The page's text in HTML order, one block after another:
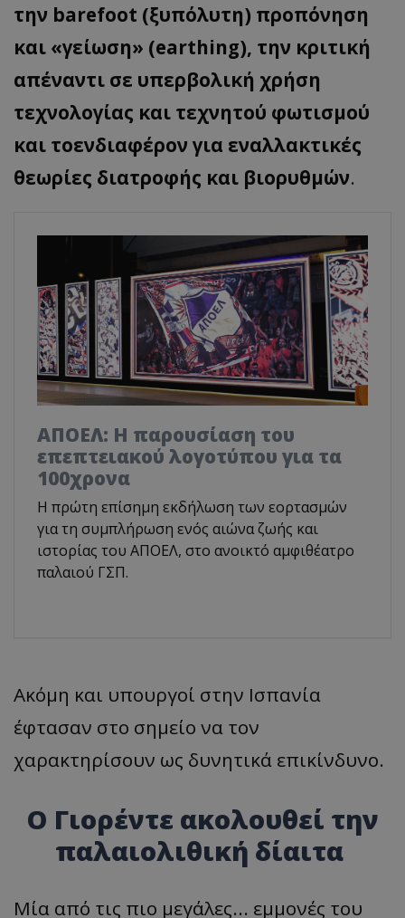
την barefoot (ξυπόλυτη) προπόνηση
και «γείωση» (earthing), την κριτική
απέναντι σε υπερβολική χρήση
τεχνολογίας και τεχνητού φωτισμού
και τοενδιαφέρον για εναλλακτικές
θεωρίες διατροφής και βιορυθμών.
ΑΠΟΕΛ: Η παρουσίαση του
επεπτειακού λογοτύπου για τα
100χρονα
H πρώτη επίσημη εκδήλωση των εορτασμών
για τη συμπλήρωση ενός αιώνα ζωής και
ιστορίας του ΑΠΟΕΛ, στο ανοικτό αμφιθέατρο
παλαιού ΓΣΠ.
Ακόμη και υπουργοί στην Ισπανία
έφτασαν στο σημείο να τον
χαρακτηρίσουν ως δυνητικά επικίνδυνο.
Ο Γιορέντε ακολουθεί την
παλαιολιθική δίαιτα
Μία από τις πιο μεγάλες... εμμονές του